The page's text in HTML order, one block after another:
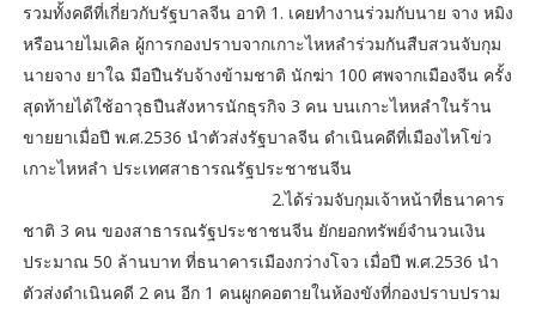
รวมทั้งคดีที่เกี่ยวกับรัฐบาลจีน อาทิ 1. เคยทำงานร่วมกับนาย จาง หมิง
หรือนายไมเคิล ผู้การกองปราบจากเกาะไหหลำร่วมกันสืบสวนจับกุม
นายจาง ยาใฉ มือปืนรับจ้างข้ามชาติ นักฆ่า 100 ศพจากเมืองจีน ครั้ง
สุดท้ายได้ใช้อาวุธปืนสังหารนักธุรกิจ 3 คน บนเกาะไหหลำในร้าน
ขายยาเมื่อปี พ.ศ.2536 นำตัวส่งรัฐบาลจีน ดำเนินคดีที่เมืองไหโข่ว
เกาะไหหลำ ประเทศสาธารณรัฐประชาชนจีน
2.ได้ร่วมจับกุมเจ้าหน้าที่ธนาคาร
ชาติ 3 คน ของสาธารณรัฐประชาชนจีน ยักยอกทรัพย์จำนวนเงิน
ประมาณ 50 ล้านบาท ที่ธนาคารเมืองกว่างโจว เมื่อปี พ.ศ.2536 นำ
ตัวส่งดำเนินคดี 2 คน อีก 1 คนผูกคอตายในห้องขังที่กองปราบปราม